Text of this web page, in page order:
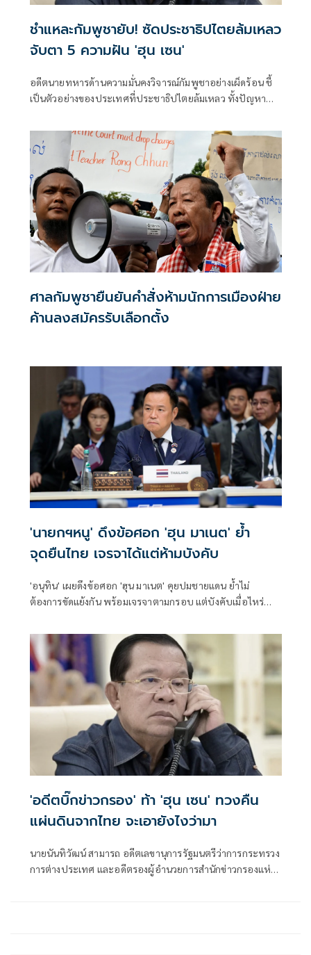
ชำแหละกัมพูชายับ! ซัดประชาธิปไตยล้มเหลว
จับตา 5 ความฝัน 'ฮุน เซน'
อดีตนายทหารด้านความมั่นคงวิจารณ์กัมพูชาอย่างเผ็ดร้อน ชี้
เป็นตัวอย่างของประเทศที่ประชาธิปไตยล้มเหลว ทั้งปัญหา
วิเคราะห์ 5 เป้าหมายสำคัญของ “ฮุน เซน” ตั้งแต่เสริมกำลัง
ชายแดน ฟื้นสัมพันธ์ทักษิณ ไปจนถึงความหวังเห็นพรรค
ประชาชนขึ้นเป็นรัฐบาลไทย ก่อนประเมินว่าหลายเรื่องอาจ
สวนทางกับความเป็นจริง
ศาลกัมพูชายืนยันคำสั่งห้ามนักการเมืองฝ่าย
ค้านลงสมัครรับเลือกตั้ง
'นายกฯหนู' ดึงข้อศอก 'ฮุน มาเนต' ย้ำ
จุดยืนไทย เจรจาได้แต่ห้ามบังคับ
'อนุทิน' เผยดึงข้อศอก 'ฮุน มาเนต' คุยปมชายแดน ย้ำไม่
ต้องการขัดแย้งกัน พร้อมเจรจาตามกรอบ แต่บังคับเมื่อไหร่
ตาย
'อดีตบิ๊กข่าวกรอง' ท้า 'ฮุน เซน' ทวงคืน
แผ่นดินจากไทย จะเอายังไงว่ามา
นายนันทิวัฒน์ สามารถ อดีตเลขานุการรัฐมนตรีว่าการกระทรวง
การต่างประเทศ และอดีตรองผู้อำนวยการสำนักข่าวกรองแห่ง